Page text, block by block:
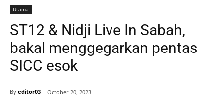
Utama
ST12 & Nidji Live In Sabah,
bakal menggegarkan pentas
SICC esok
By editor03 October 20, 2023